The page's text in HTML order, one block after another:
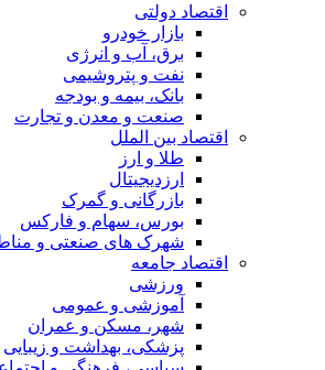
اقتصاد دولتی
بازار خودرو
برق، آب و انرژی
نفت و پتروشیمی
بانک، بیمه و بودجه
صنعت و معدن و تجارت
اقتصاد بین الملل
طلا و ارز
ارزدیجیتال
بازرگانی و گمرک
بورس، سهام و فارکس
شهرک های صنعتی و
اقتصاد جامعه
ورزشی
آموزشی و عمومی
شهر، مسکن و عمران
پزشکی، بهداشت و زیبایی